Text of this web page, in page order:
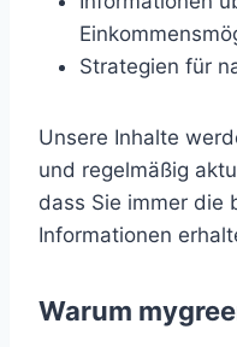
Strategien für
Unsere Inhalte
und regelmäßig
dass Sie immer die
Informationen
Warum